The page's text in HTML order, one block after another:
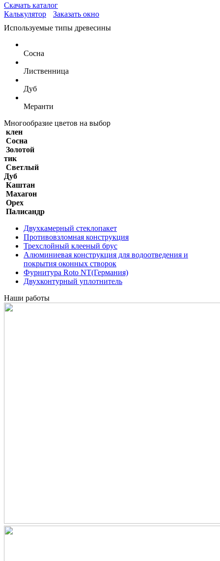
Скачать каталог
Калькулятор
Заказать окно
Используемые типы древесины
Сосна
Лиственница
Дуб
Меранти
Многообразие цветов на выбор
клен
Сосна
Золотой
тик
Светлый
Дуб
Каштан
Махагон
Орех
Палисандр
Двухкамерный стеклопакет
Противовзломная конструкция
Трехслойный клееный брус
Алюминиевая конструкция для водоотведения и
покрытия оконных створок
Фурнитура Roto NT(Германия)
Двухконтурный уплотнитель
Наши работы